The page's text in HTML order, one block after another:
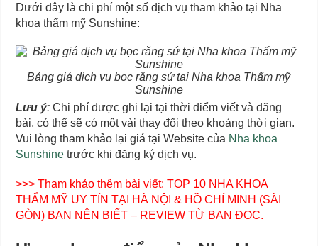
Dưới đây là chi phí một số dịch vụ tham khảo tại Nha
khoa thẩm mỹ Sunshine:
Bảng giá dịch vụ bọc răng sứ tại Nha khoa Thẩm mỹ
Sunshine
Lưu ý: Chi phí được ghi lại tại thời điểm viết và đăng
bài, có thể sẽ có một vài thay đổi theo khoảng thời gian.
Vui lòng tham khảo lại giá tại Website của Nha khoa
Sunshine trước khi đăng ký dịch vụ.
>>> Tham khảo thêm bài viết:TOP 10 NHA KHOA
THẨM MỸ UY TÍN TẠI HÀ NỘI & HỒ CHÍ MINH (SÀI
GÒN) BẠN NÊN BIẾT – REVIEW TỪ BẠN ĐỌC.